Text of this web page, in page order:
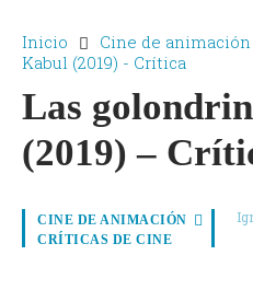
Inicio Cine de animación
Kabul (2019) - Crítica
Las
(2019) –
CINE DE ANIMACIÓN
CRÍTICAS DE CINE